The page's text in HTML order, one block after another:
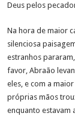
Deus pelos
Na hora de maior
silenciosa
estranhos
favor, Abraão
eles, e com a
próprias mãos
enquanto estavam